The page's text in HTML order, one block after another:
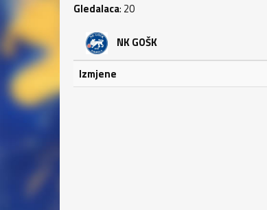
Gledalaca: 20
NK GOŠK
Izmjene